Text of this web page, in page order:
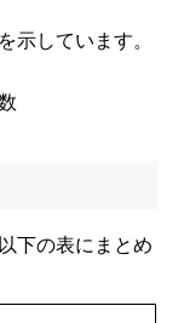
示しています。
下の表にまとめ